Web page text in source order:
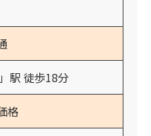
駅 徒歩18分
格